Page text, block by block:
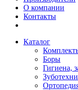
О компании
Контакты
Каталог
Боры
Гигиена,